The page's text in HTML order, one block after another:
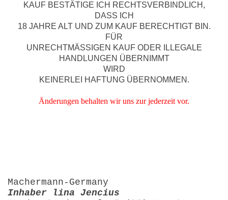
KAUF BESTÄTIGE ICH RECHTSVERBINDLICH,
DASS ICH
18 JAHRE ALT UND ZUM KAUF BERECHTIGT BIN.
FÜR
UNRECHTMÄSSIGEN KAUF ODER ILLEGALE
HANDLUNGEN ÜBERNIMMT
WIRD
KEINERLEI HAFTUNG ÜBERNOMMEN.
Änderungen behalten wir uns zur jederzeit vor.
Machermann-Germany
Inhaber lina Jencius